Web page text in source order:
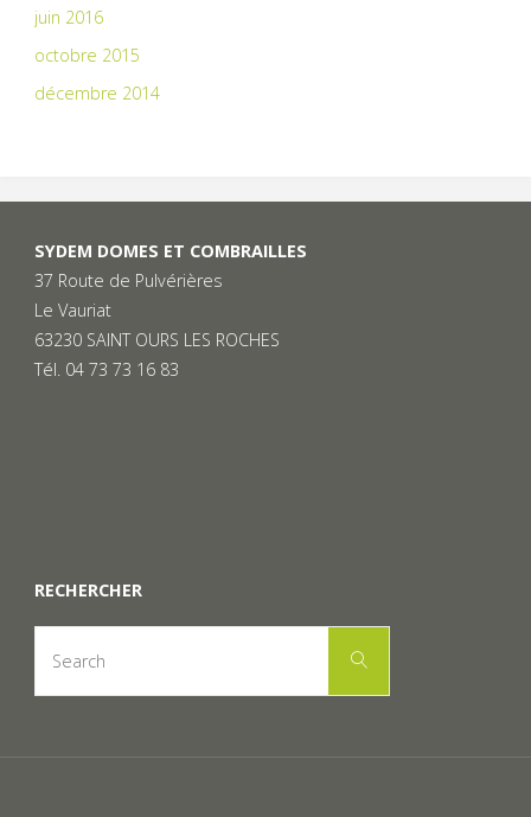
juin 2016
octobre 2015
décembre 2014
SYDEM DOMES ET COMBRAILLES
37 Route de Pulvérières
Le Vauriat
63230 SAINT OURS LES ROCHES
Tél. 04 73 73 16 83
RECHERCHER
Search